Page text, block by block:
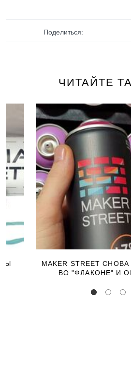
Поделиться:
ЧИТАЙТЕ
MAKER STREET
ВО "ФЛАКОНЕ" И